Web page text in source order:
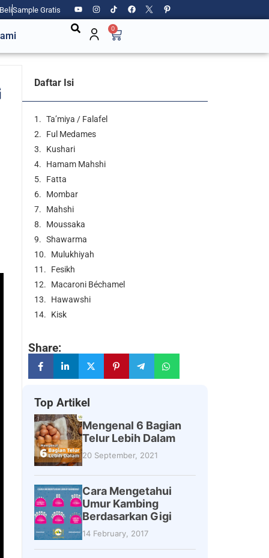
BeliSample Gratis
0
Daftar Isi
Ta’miya / Falafel
Ful Medames
Kushari
Hamam Mahshi
Fatta
Mombar
Mahshi
Moussaka
Shawarma
Mulukhiyah
Fesikh
Macaroni Béchamel
Hawawshi
Kisk
Share:
Top Artikel
Mengenal 6 Bagian
Telur Lebih Dalam
20 September, 2021
Cara Mengetahui
Umur Kambing
Berdasarkan Gigi
14 February, 2017